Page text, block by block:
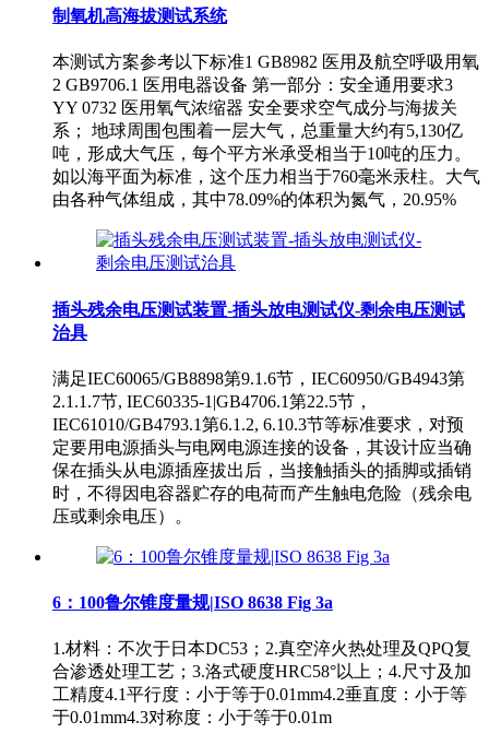
制氧机高海拔测试系统
本测试方案参考以下标准1 GB8982 医用及航空呼吸用氧
2 GB9706.1 医用电器设备 第一部分：安全通用要求3
YY 0732 医用氧气浓缩器 安全要求空气成分与海拔关
系； 地球周围包围着一层大气，总重量大约有5,130亿
吨，形成大气压，每个平方米承受相当于10吨的压力。
如以海平面为标准，这个压力相当于760毫米汞柱。大气
由各种气体组成，其中78.09%的体积为氮气，20.95%
插头残余电压测试装置-插头放电测试仪-剩余电压测试
治具
满足IEC60065/GB8898第9.1.6节，IEC60950/GB4943第
2.1.1.7节, IEC60335-1|GB4706.1第22.5节，
IEC61010/GB4793.1第6.1.2, 6.10.3节等标准要求，对预
定要用电源插头与电网电源连接的设备，其设计应当确
保在插头从电源插座拔出后，当接触插头的插脚或插销
时，不得因电容器贮存的电荷而产生触电危险（残余电
压或剩余电压）。
6：100鲁尔锥度量规|ISO 8638 Fig 3a
1.材料：不次于日本DC53；2.真空淬火热处理及QPQ复
合渗透处理工艺；3.洛式硬度HRC58°以上；4.尺寸及加
工精度4.1平行度：小于等于0.01mm4.2垂直度：小于等
于0.01mm4.3对称度：小于等于0.01m